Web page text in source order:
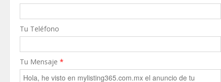
Tu Teléfono
Tu Mensaje *